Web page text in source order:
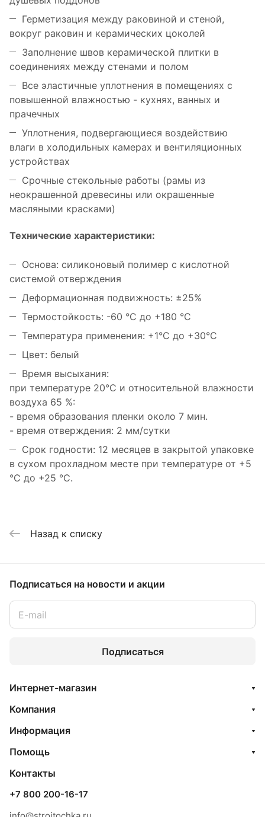
Герметизация между раковиной и стеной,
вокруг раковин и керамических цоколей
Заполнение швов керамической плитки в
соединениях между стенами и полом
Все эластичные уплотнения в помещениях с
повышенной влажностью - кухнях, ванных и
прачечных
Уплотнения, подвергающиеся воздействию
влаги в холодильных камерах и вентиляционных
устройствах
Срочные стекольные работы (рамы из
неокрашенной древесины или окрашенные
масляными красками)
Технические характеристики:
Основа: силиконовый полимер с кислотной
системой отверждения
Деформационная подвижность: ±25%
Термостойкость: -60 °C до +180 °C
Температура применения: +1°C до +30°C
Цвет: белый
Время высыхания:
при температуре 20°C и относительной влажности
воздуха 65 %:
- время образования пленки около 7 мин.
- время отверждения: 2 мм/сутки
Срок годности: 12 месяцев в закрытой упаковке
в сухом прохладном месте при температуре от +5
°C до +25 °C.
Назад к списку
Подписаться на новости и акции
Подписаться
Интернет-магазин
Компания
Информация
Помощь
Контакты
+7 800 200-16-17